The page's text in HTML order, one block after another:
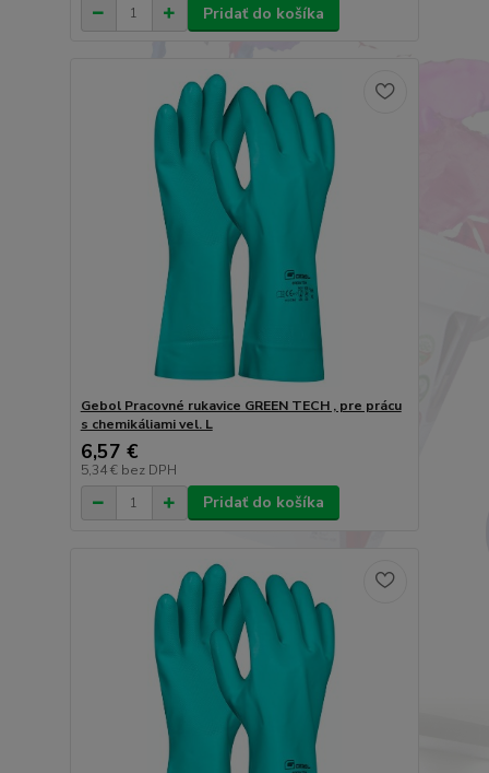
Pridať do košíka
Gebol Pracovné rukavice GREEN TECH , pre prácu
s chemikáliami vel. L
6,57 €
5,34 € bez DPH
Pridať do košíka